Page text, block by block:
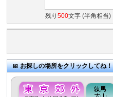
残り 500文字 (半角相当)
お探しの場所をクリックしてね！